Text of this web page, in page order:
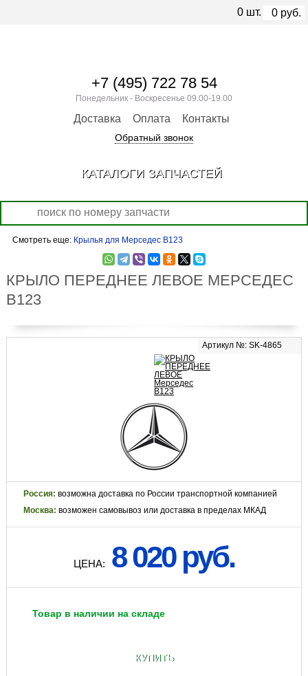
Смотреть еще: Крылья для Мерседес В123
КРЫЛО ПЕРЕДНЕЕ ЛЕВОЕ МЕРСЕДЕС
В123
Артикул №: SK-4865
Россия: возможна доставка по России транспортной компанией
Москва: возможен самовывоз или доставка в пределах МКАД
ЦЕНА: 8 020 руб.
Товар в наличии на складе
КУПИТЬ
+7 (495) 722 78 54
Понедельник - Воскресенье 09.00-19.00
Доставка Оплата Контакты
Обратный звонок
0 шт. 0 руб.
КАТАЛОГИ ЗАПЧАСТЕЙ